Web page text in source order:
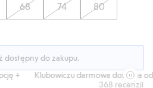
68 74 80
dostępny do zakupu.
+
Klubowiczu darmowa dostawa od
368 recenzji